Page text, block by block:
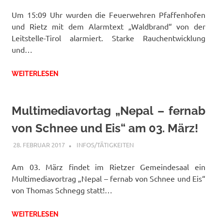
Um 15:09 Uhr wurden die Feuerwehren Pfaffenhofen
und Rietz mit dem Alarmtext „Waldbrand“ von der
Leitstelle-Tirol alarmiert. Starke Rauchentwicklung
und…
WEITERLESEN
Multimediavortag „Nepal – fernab
von Schnee und Eis“ am 03. März!
28. FEBRUAR 2017 FFWRIETZ
INFOS/TÄTIGKEITEN
Am 03. März findet im Rietzer Gemeindesaal ein
Multimediavortrag „Nepal – fernab von Schnee und Eis“
von Thomas Schnegg statt!…
WEITERLESEN